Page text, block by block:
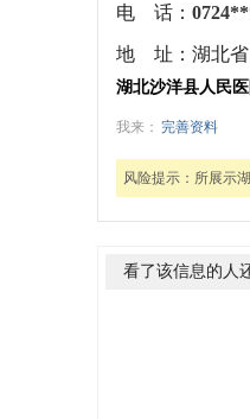
电 话：
地 址： 湖北
湖北沙洋县人民
我来： 完善资料
风险提示： 所展示
看了该信息的人